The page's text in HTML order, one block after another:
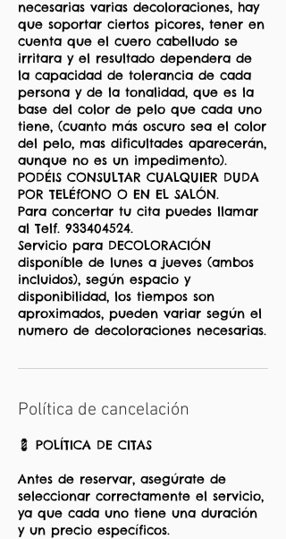
necesarias varias decoloraciones, hay
que soportar ciertos picores, tener en
cuenta que el cuero cabelludo se
irritara y el resultado dependera de
la capacidad de tolerancia de cada
persona y de la tonalidad, que es la
base del color de pelo que cada uno
tiene, (cuanto más oscuro sea el color
del pelo, mas dificultades aparecerán,
aunque no es un impedimento).
PODÉIS CONSULTAR CUALQUIER DUDA
POR TELÉfONO O EN EL SALÓN.
Para concertar tu cita puedes llamar
al Telf. 933404524.
Servicio para DECOLORACIÓN
disponíble de lunes a jueves (ambos
incluidos), según espacio y
disponibilidad, los tiempos son
aproximados, pueden variar según el
Política de cancelación
💈 POLÍTICA DE CITAS
Antes de reservar, asegúrate de
seleccionar correctamente el servicio,
ya que cada uno tiene una duración
y un precio específicos.